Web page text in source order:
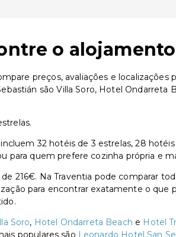
o
preços, avaliações e localizações
são Villa Soro, Hotel Ondarreta
32 hotéis de 3 estrelas, 28
para quem prefere cozinha própria e
216€. Na Traventia pode comparar
para encontrar exatamente o que
Soro, Hotel Ondarreta Beach e Hotel
populares são Leonardo Hotel San